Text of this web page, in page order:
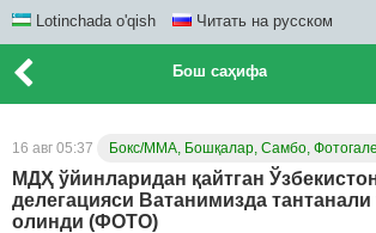
Lotinchada o'qish Читать на русском
Бош саҳифа
16 авг 05:37 Бокс/ММА, Бошқалар, Самбо,
МДҲ ўйинларидан қайтган
делегацияси Ватанимизда тантанали
олинди (ФОТО)